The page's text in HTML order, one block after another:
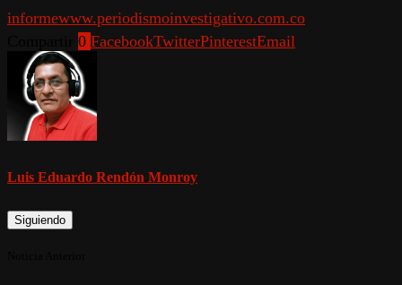
informewww.periodismoinvestigativo.com.co
0 FacebookTwitterPinterestEmail
Luis Eduardo Rendón Monroy
Siguiendo